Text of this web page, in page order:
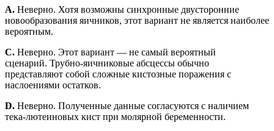
A. Неверно. Хотя возможны синхронные двусторонние
новообразования яичников, этот вариант не является наиболее
вероятным.
C. Неверно. Этот вариант — не самый вероятный
сценарий. Трубно-яичниковые абсцессы обычно
представляют собой сложные кистозные поражения с
наслоениями остатков.
D. Неверно. Полученные данные согласуются с наличием
тека-лютеиновых кист при молярной беременности.